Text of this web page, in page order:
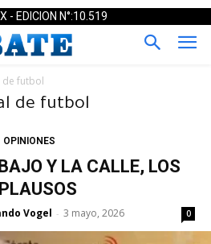
- EDICION N°:10.519
de futbol
de futbol
OPINIONES
Y LA CALLE, LOS
Vogel - 3 mayo, 2026 0